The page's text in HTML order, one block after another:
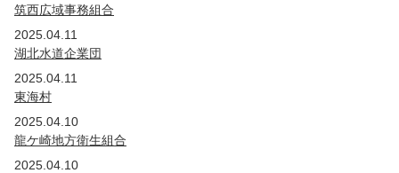
筑西広域事務組合
2025.04.11
湖北水道企業団
2025.04.11
東海村
2025.04.10
龍ケ崎地方衛生組合
2025.04.10